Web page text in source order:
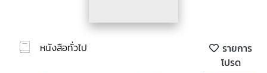
หนังสือทั่วไป
รายการ
โปรด